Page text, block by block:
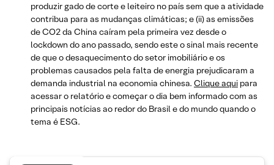
produzir gado de corte e leiteiro no país sem que a atividade
contribua para as mudanças climáticas; e (ii) as emissões
de CO2 da China caíram pela primeira vez desde o
lockdown do ano passado, sendo este o sinal mais recente
de que o desaquecimento do setor imobiliário e os
problemas causados pela falta de energia prejudicaram a
demanda industrial na economia chinesa. Clique aqui para
acessar o relatório e começar o dia bem informado com as
principais notícias ao redor do Brasil e do mundo quando o
tema é ESG.